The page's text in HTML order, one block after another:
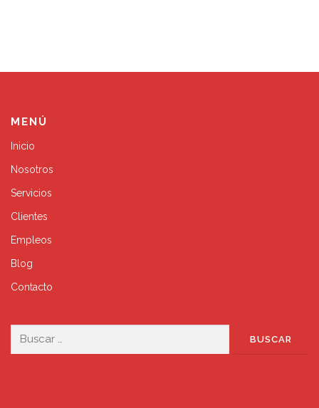
MENÚ
Inicio
Nosotros
Servicios
Clientes
Empleos
Blog
Contacto
Buscar: